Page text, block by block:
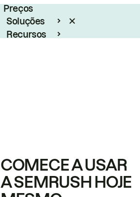
Preços
Soluções
Recursos
COMECE A USAR
A SEMRUSH HOJE